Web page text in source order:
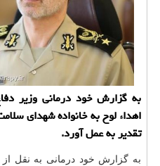
به گزارش خود درمانی وزیر
اهداء لوح به خانواده شهدای
تقدیر به عمل آورد.
به گزارش خود درمانی به نقل از